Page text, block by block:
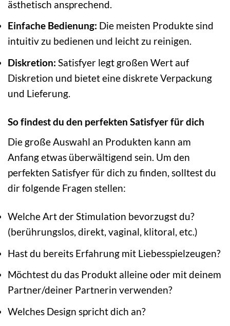
ästhetisch ansprechend.
Einfache Bedienung: Die meisten Produkte sind
intuitiv zu bedienen und leicht zu reinigen.
Diskretion: Satisfyer legt großen Wert auf
Diskretion und bietet eine diskrete Verpackung
und Lieferung.
So findest du den perfekten Satisfyer für dich
Die große Auswahl an Produkten kann am
Anfang etwas überwältigend sein. Um den
perfekten Satisfyer für dich zu finden, solltest du
dir folgende Fragen stellen:
Welche Art der Stimulation bevorzugst du?
(berührungslos, direkt, vaginal, klitoral, etc.)
Hast du bereits Erfahrung mit Liebesspielzeugen?
Möchtest du das Produkt alleine oder mit deinem
Partner/deiner Partnerin verwenden?
Welches Design spricht dich an?